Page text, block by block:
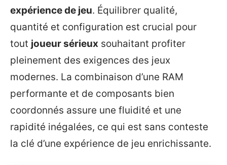
expérience de jeu. Équilibrer qualité,
quantité et configuration est crucial pour
tout joueur sérieux souhaitant profiter
pleinement des exigences des jeux
modernes. La combinaison d’une RAM
performante et de composants bien
coordonnés assure une fluidité et une
rapidité inégalées, ce qui est sans conteste
la clé d’une expérience de jeu enrichissante.